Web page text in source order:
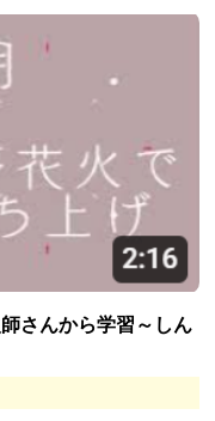
さんから学習～しん